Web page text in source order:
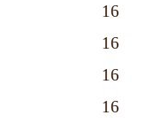
16
16
16
16